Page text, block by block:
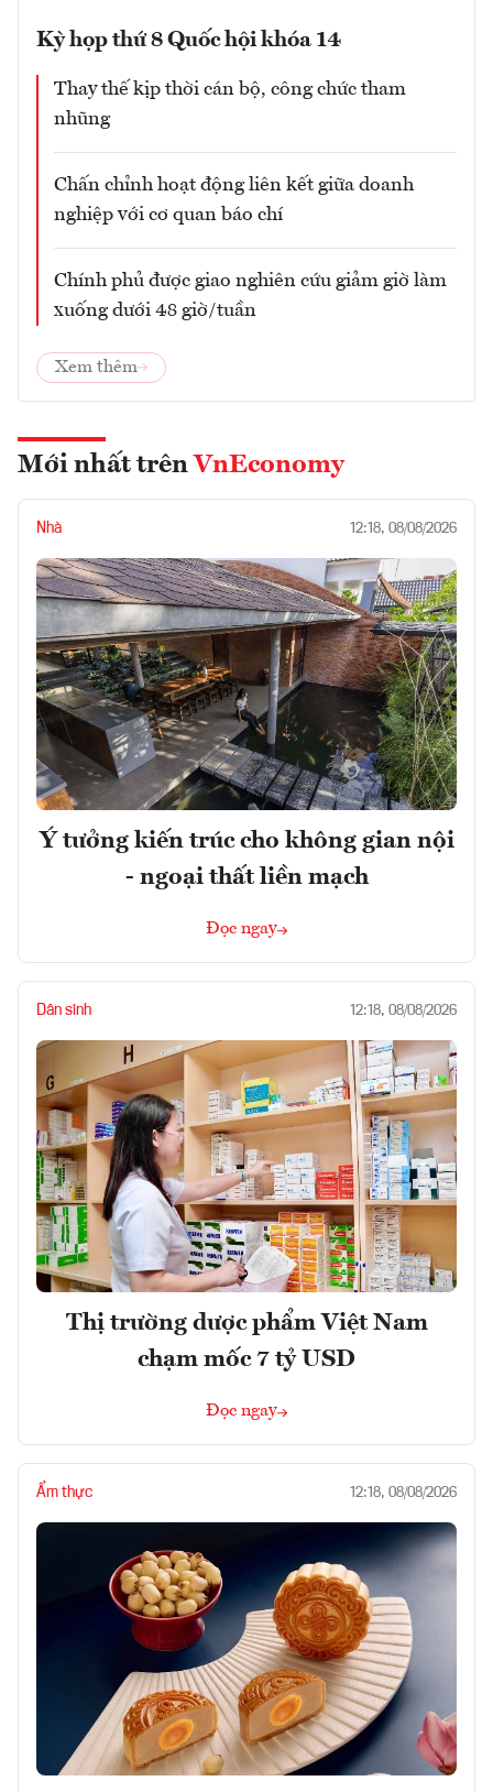
Kỳ họp thứ 8 Quốc hội khóa 14
Thay thế kịp thời cán bộ, công chức tham
nhũng
Chấn chỉnh hoạt động liên kết giữa doanh
nghiệp với cơ quan báo chí
Chính phủ được giao nghiên cứu giảm giờ làm
xuống dưới 48 giờ/tuần
Xem thêm
Mới nhất trên VnEconomy
Nhà 12:18, 08/08/2026
Ý tưởng kiến trúc cho không gian nội
- ngoại thất liền mạch
Đọc ngay
Dân sinh 12:18, 08/08/2026
Thị trường dược phẩm Việt Nam
chạm mốc 7 tỷ USD
Đọc ngay
Ẩm thực 12:18, 08/08/2026